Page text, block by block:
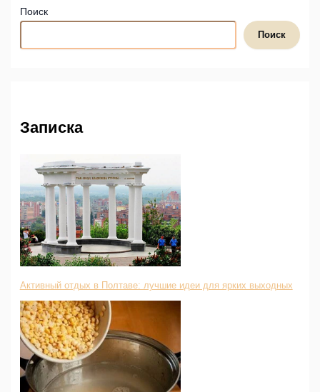
Поиск
Поиск
Записка
Активный отдых в Полтаве: лучшие идеи для ярких выходных